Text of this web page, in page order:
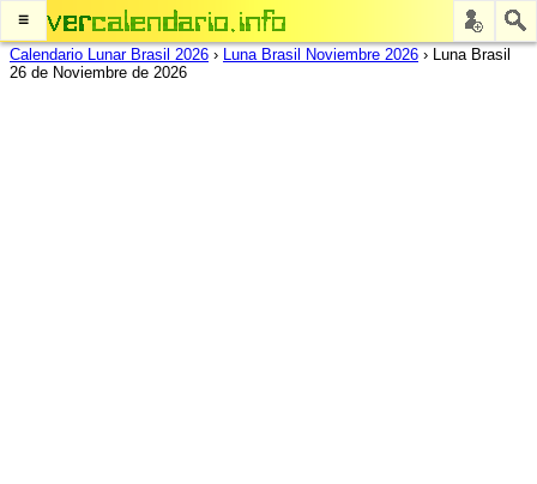
≡
Calendario Lunar Brasil 2026 › Luna Brasil Noviembre 2026 › Luna Brasil
26 de Noviembre de 2026